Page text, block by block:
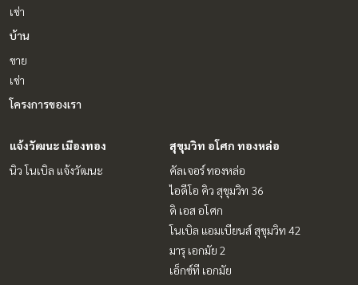
เช่า
บ้าน
ขาย
เช่า
โครงการของเรา
แจ้งวัฒนะ เมืองทอง
นิว โนเบิล แจ้งวัฒนะ
สุขุมวิท อโศก ทองหล่อ
คัลเจอร์ ทองหล่อ
ไอดีโอ คิว สุขุมวิท 36
ดิ เอส อโศก
โนเบิล แอมเบียนส์ สุขุมวิท 42
มารุ เอกมัย 2
เอ็กซ์ที เอกมัย